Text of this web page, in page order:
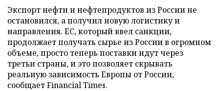
Экспорт нефти и нефтепродуктов из России не
остановился, а получил новую логистику и
направления. ЕС, который ввел санкции,
продолжает получать сырье из России в огромном
объеме, просто теперь поставки идут через
третьи страны, и это позволяет скрывать
реальную зависимость Европы от России,
сообщает Financial Times.